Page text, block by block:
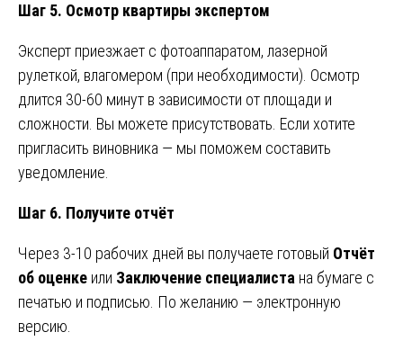
Шаг 5. Осмотр квартиры экспертом
Эксперт приезжает с фотоаппаратом, лазерной
рулеткой, влагомером (при необходимости). Осмотр
длится 30-60 минут в зависимости от площади и
сложности. Вы можете присутствовать. Если хотите
пригласить виновника — мы поможем составить
уведомление.
Шаг 6. Получите отчёт
Через 3-10 рабочих дней вы получаете готовый Отчёт
об оценке или Заключение специалиста на бумаге с
печатью и подписью. По желанию — электронную
версию.